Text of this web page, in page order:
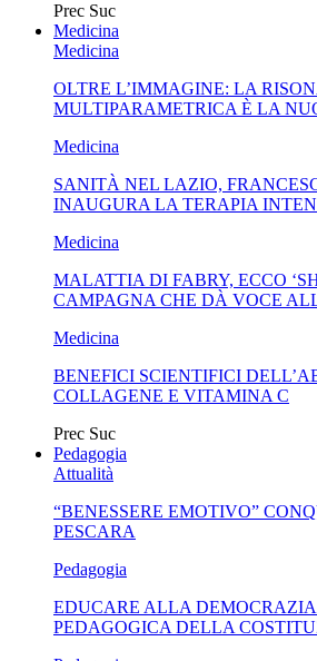
Prec Suc
Medicina
Medicina
OLTRE L’IMMAGINE: LA
MULTIPARAMETRICA È LA
Medicina
SANITÀ NEL LAZIO,
INAUGURA LA TERAPIA
Medicina
MALATTIA DI FABRY, ECCO
CAMPAGNA CHE DÀ VOCE
Medicina
BENEFICI SCIENTIFICI
COLLAGENE E VITAMINA C
Prec Suc
Pedagogia
Attualità
“BENESSERE EMOTIVO”
PESCARA
Pedagogia
EDUCARE ALLA
PEDAGOGICA DELLA